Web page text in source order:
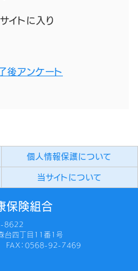
イトに入り
後アンケート
個人情報保護について
当サイトについて
保険組合
8622
台四丁目11番1号
：0568-92-7469